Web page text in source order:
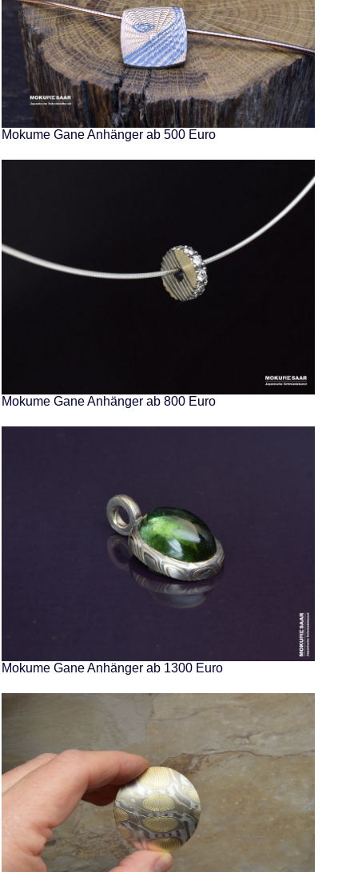
Mokume Gane Anhänger ab 500 Euro
Mokume Gane Anhänger ab 800 Euro
Mokume Gane Anhänger ab 1300 Euro